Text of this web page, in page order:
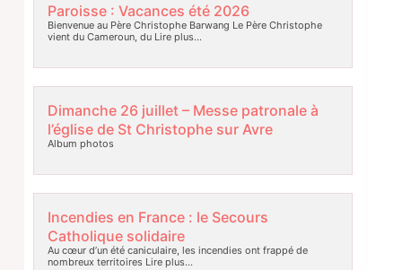
Paroisse : Vacances été 2026
Bienvenue au Père Christophe Barwang Le Père Christophe
vient du Cameroun, duLire plus…
Dimanche 26 juillet – Messe patronale à
l’église de St Christophe sur Avre
Album photos
Incendies en France : le Secours
Catholique solidaire
Au cœur d’un été caniculaire, les incendies ont frappé de
nombreux territoires Lire plus…